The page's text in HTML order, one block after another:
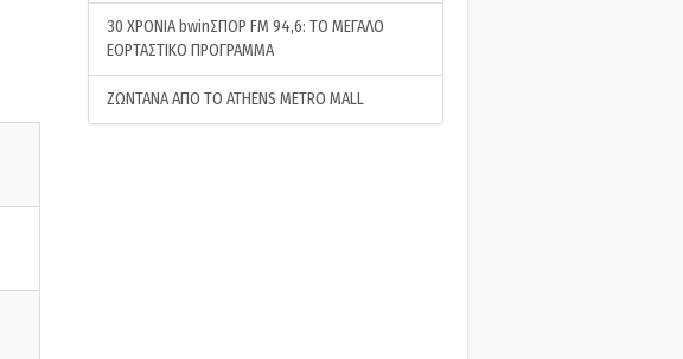
30 ΧΡΟΝΙΑ bwinΣΠΟΡ FM 94,6: ΤΟ ΜΕΓΑΛΟ
ΕΟΡΤΑΣΤΙΚΟ ΠΡΟΓΡΑΜΜΑ
ΖΩΝΤΑΝΑ ΑΠΟ ΤΟ ATHENS METRO MALL